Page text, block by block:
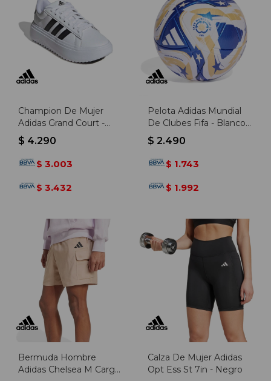
Champion De Mujer
Adidas Grand Court -
Blanco-negro
$ 4.290
$ 3.003
$ 3.432
Pelota Adidas Mundial
De Clubes Fifa - Blanco-
azul
$ 2.490
$ 1.743
$ 1.992
Bermuda Hombre
Adidas Chelsea M Cargo
Calza De Mujer Adidas
Opt Ess St 7in - Negro